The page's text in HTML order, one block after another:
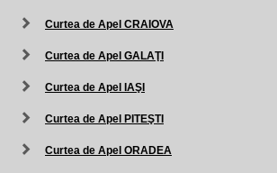
Curtea de Apel CRAIOVA
Curtea de Apel GALAŢI
Curtea de Apel IAŞI
Curtea de Apel PITEŞTI
Curtea de Apel ORADEA